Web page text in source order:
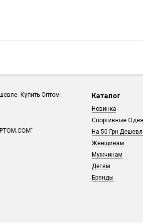
Каталог
Новинка
Спортивные
На 50 Грн
Женщинам
Мужчинам
Детям
Бренды